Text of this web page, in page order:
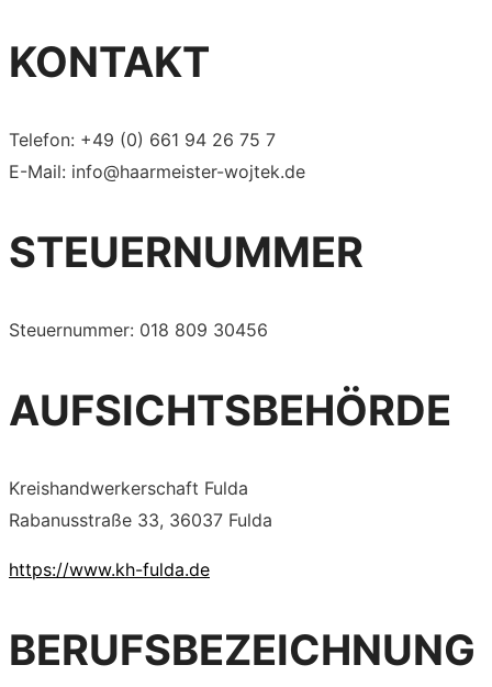
KONTAKT
Telefon: +49 (0) 661 94 26 75 7
E-Mail: info@haarmeister-wojtek.de
STEUERNUMMER
Steuernummer: 018 809 30456
AUFSICHTSBEHÖRDE
Kreishandwerkerschaft Fulda
Rabanusstraße 33, 36037 Fulda
https://www.kh-fulda.de
BERUFSBEZEICHNUNG